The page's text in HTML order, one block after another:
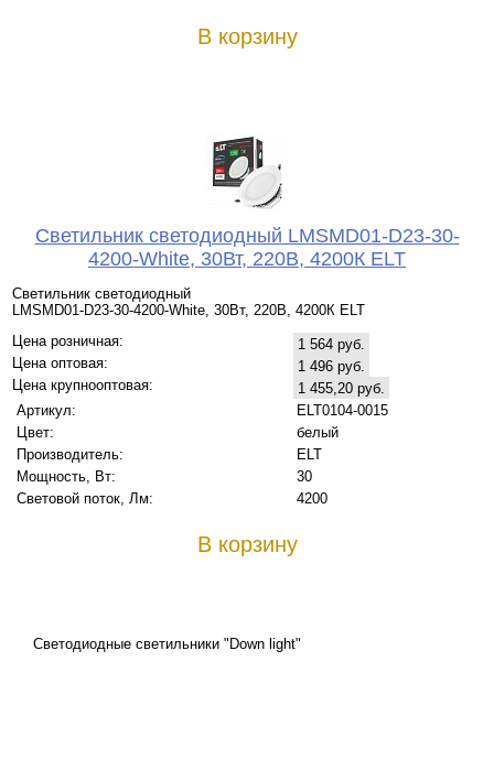
В корзину
Светильник светодиодный LMSMD01-D23-30-
4200-White, 30Вт, 220В, 4200К ELT
Светильник светодиодный
LMSMD01-D23-30-4200-White, 30Вт, 220В, 4200К ELT
Цена розничная:
1 564 руб.
Цена оптовая:
1 496 руб.
Цена крупнооптовая:
1 455,20 руб.
Артикул:
ELT0104-0015
Цвет:
белый
Производитель:
ELT
Мощность, Вт:
30
Световой поток, Лм:
4200
В корзину
Светодиодные светильники "Down light"